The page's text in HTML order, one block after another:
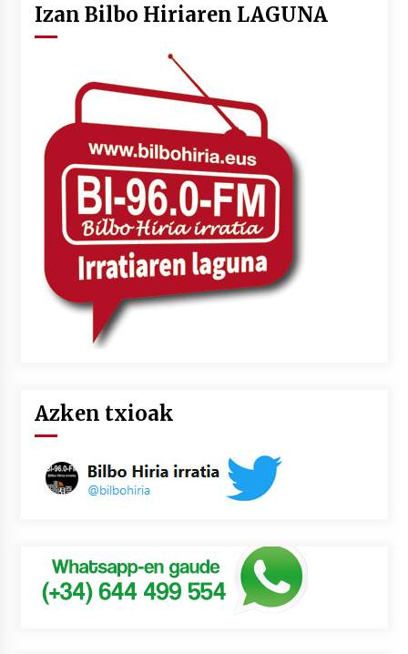
Izan Bilbo Hiriaren LAGUNA
Azken txioak